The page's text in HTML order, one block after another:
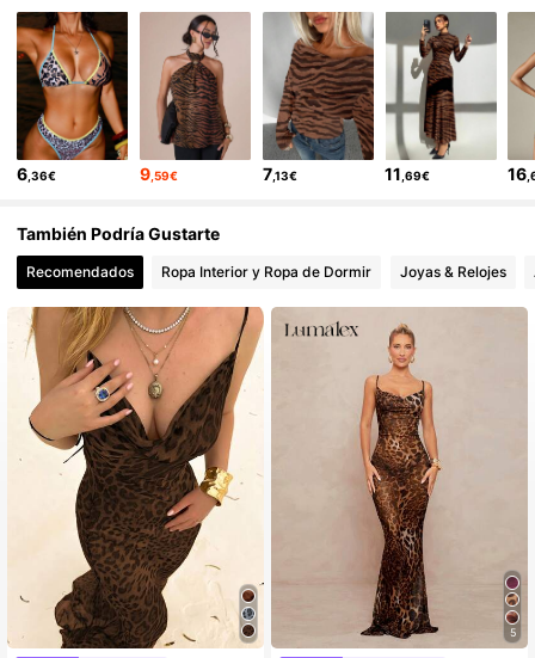
4,83 3M Seguidores
4,83 3M Seguidores
4,83 3M Seguidores
6 ,36€ 9 ,59€ 7,13€ 11 ,69€ 16
También Podría Gustarte
Recomendados Ropa Interior y Ropa de Dormir Joyas & Relojes
5